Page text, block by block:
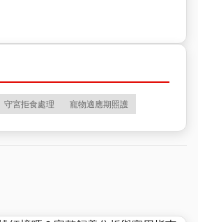
守宮拒食處理 寵物適應期照護